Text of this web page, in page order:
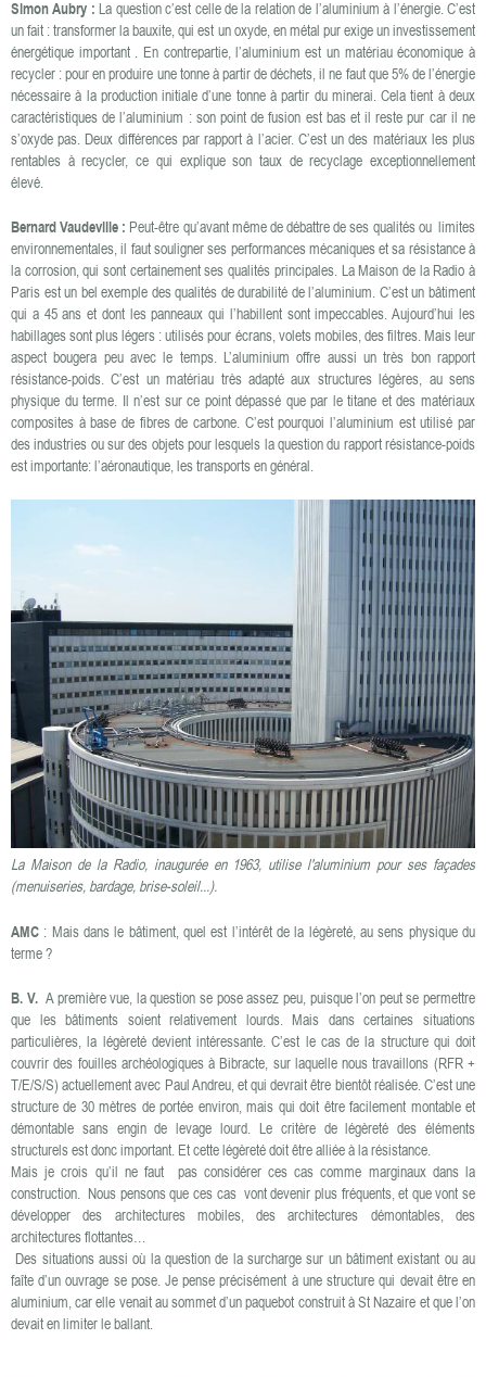
Simon Aubry : La question c’est celle de la relation de l’aluminium à l’énergie. C’est
un fait : transformer la bauxite, qui est un oxyde, en métal pur exige un investissement
énergétique important . En contrepartie, l’aluminium est un matériau économique à
recycler : pour en produire une tonne à partir de déchets, il ne faut que 5% de l’énergie
nécessaire à la production initiale d’une tonne à partir du minerai. Cela tient à deux
caractéristiques de l’aluminium : son point de fusion est bas et il reste pur car il ne
s’oxyde pas. Deux différences par rapport à l’acier. C’est un des matériaux les plus
rentables à recycler, ce qui explique son taux de recyclage exceptionnellement
élevé.
Bernard Vaudeville : Peut-être qu’avant même de débattre de ses qualités ou limites
environnementales, il faut souligner ses performances mécaniques et sa résistance à
la corrosion, qui sont certainement ses qualités principales. La Maison de la Radio à
Paris est un bel exemple des qualités de durabilité de l’aluminium. C’est un bâtiment
qui a 45 ans et dont les panneaux qui l’habillent sont impeccables. Aujourd’hui les
habillages sont plus légers : utilisés pour écrans, volets mobiles, des filtres. Mais leur
aspect bougera peu avec le temps. L’aluminium offre aussi un très bon rapport
résistance-poids. C’est un matériau très adapté aux structures légères, au sens
physique du terme. Il n’est sur ce point dépassé que par le titane et des matériaux
composites à base de fibres de carbone. C’est pourquoi l’aluminium est utilisé par
des industries ou sur des objets pour lesquels la question du rapport résistance-poids
est importante: l’aéronautique, les transports en général.
La Maison de la Radio, inaugurée en 1963, utilise l'aluminium pour ses façades
(menuiseries, bardage, brise-soleil...).
AMC : Mais dans le bâtiment, quel est l’intérêt de la légèreté, au sens physique du
terme ?
B. V. A première vue, la question se pose assez peu, puisque l’on peut se permettre
que les bâtiments soient relativement lourds. Mais dans certaines situations
particulières, la légèreté devient intéressante. C’est le cas de la structure qui doit
couvrir des fouilles archéologiques à Bibracte, sur laquelle nous travaillons (RFR +
T/E/S/S) actuellement avec Paul Andreu, et qui devrait être bientôt réalisée. C’est une
structure de 30 mètres de portée environ, mais qui doit être facilement montable et
démontable sans engin de levage lourd. Le critère de légèreté des éléments
structurels est donc important. Et cette légèreté doit être alliée à la résistance.
Mais je crois qu’il ne faut pas considérer ces cas comme marginaux dans la
construction. Nous pensons que ces cas vont devenir plus fréquents, et que vont se
développer des architectures mobiles, des architectures démontables, des
architectures flottantes…
Des situations aussi où la question de la surcharge sur un bâtiment existant ou au
faîte d’un ouvrage se pose. Je pense précisément à une structure qui devait être en
aluminium, car elle venait au sommet d’un paquebot construit à St Nazaire et que l’on
devait en limiter le ballant.